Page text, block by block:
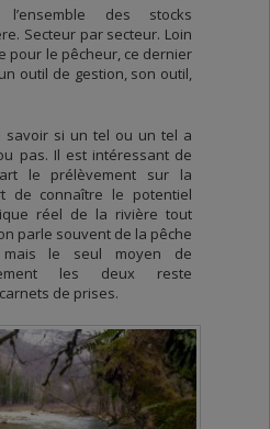
des stocks
Secteur par secteur. Loin
pour le pêcheur, ce dernier
outil de gestion, son outil,
savoir si un tel ou un tel a
pas. Il est intéressant de
le prélèvement sur la
de connaître le potentiel
réel de la rivière tout
parle souvent de la pêche
le seul moyen de
les deux reste
de prises.